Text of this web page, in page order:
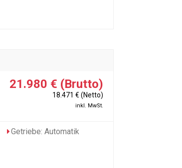
21.980 € (Brutto)
18.471 € (Netto)
inkl. MwSt.
Getriebe: Automatik